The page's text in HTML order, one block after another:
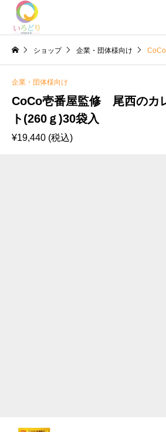
ショップ 企業・団体様向け
企業・団体様向け
CoCo壱番屋監修 尾西のカ
ト(260ｇ)30袋入
¥19,440 (税込)